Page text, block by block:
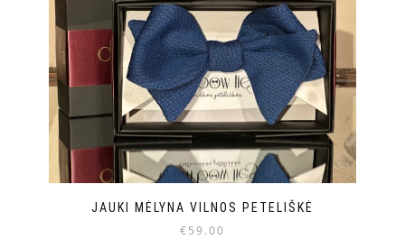
JAUKI MĖLYNA VILNOS PETELIŠKĖ
€59.00